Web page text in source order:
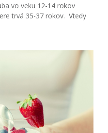
vo veku 12-14 rokov
trvá 35-37 rokov. Vtedy